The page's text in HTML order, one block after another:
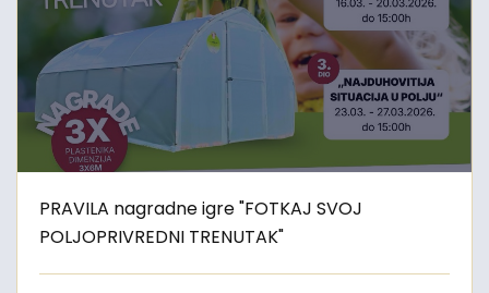
PRAVILA nagradne igre "FOTKAJ SVOJ
POLJOPRIVREDNI TRENUTAK"